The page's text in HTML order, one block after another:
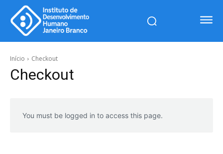
Início Checkout
Checkout
You must be logged in to access this page.